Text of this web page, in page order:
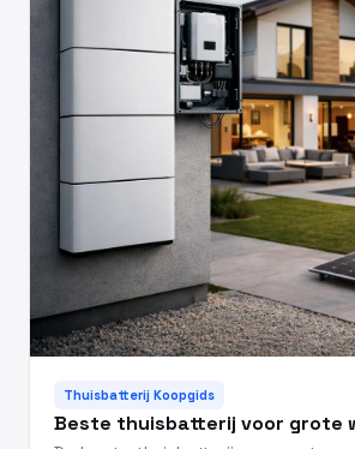
Thuisbatterij Koopgids
Beste thuisbatterij voor grote